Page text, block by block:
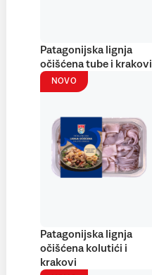
Patagonijska lignja
očišćena tube i krakovi
NOVO
Patagonijska lignja
očišćena kolutići i
krakovi